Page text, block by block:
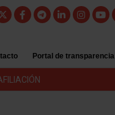
Portal de transparencia